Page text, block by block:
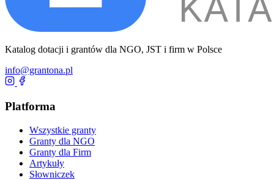
Katalog dotacji i grantów dla NGO, JST i firm w Polsce
info@grantona.pl
Platforma
Wszystkie granty
Granty dla NGO
Granty dla Firm
Artykuły
Słowniczek